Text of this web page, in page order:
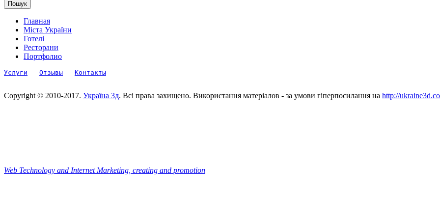
Главная
Міста України
Готелі
Ресторани
Портфолио
Услуги Отзывы Контакты
Copyright © 2010-2017. Україна 3д. Всі права захищено. Використання матеріалов - за умови гіперпосилання на http://
Web Technology and Internet Marketing, сreating and promotion